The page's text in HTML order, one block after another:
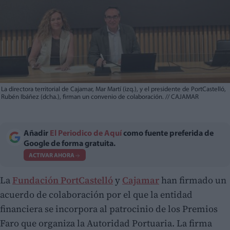
La directora territorial de Cajamar, Mar Martí (izq.), y el presidente de PortCastelló,
Rubén Ibáñez (dcha.), firman un convenio de colaboración. // CAJAMAR
Añadir El Periodico de Aquí como fuente preferida de
Google de forma gratuita.
ACTIVAR AHORA
La Fundación PortCastellóy Cajamar han firmado un
acuerdo de colaboración por el que la entidad
financiera se incorpora al patrocinio de los Premios
Faro que organiza la Autoridad Portuaria. La firma